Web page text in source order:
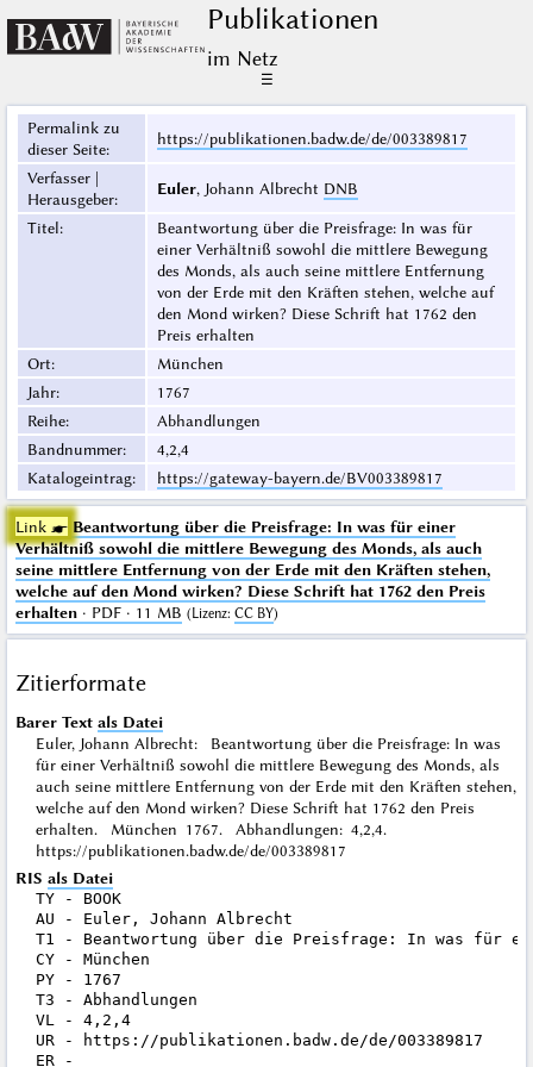
Publikationen
im Netz
☰
Permalink zu
dieser Seite:
https://publikationen.badw.de/de/003389817
Verfasser |
Herausgeber:
Euler, Johann Albrecht DNB
Titel:
Beantwortung über die Preisfrage: In was für
einer Verhältniß sowohl die mittlere Bewegung
des Monds, als auch seine mittlere Entfernung
von der Erde mit den Kräften stehen, welche auf
den Mond wirken? Diese Schrift hat 1762 den
Preis erhalten
Ort:
München
Jahr:
1767
Reihe:
Abhandlungen
Bandnummer:
4,2,4
Katalogeintrag: https://gateway-bayern.de/BV003389817
Link ☛ Beantwortung über die Preisfrage: In was für einer
Verhältniß sowohl die mittlere Bewegung des Monds, als auch
seine mittlere Entfernung von der Erde mit den Kräften stehen,
welche auf den Mond wirken? Diese Schrift hat 1762 den Preis
erhalten· PDF · 11 MB (Lizenz: CC BY)
Zitierformate
Barer Text als Datei
Euler, Johann Albrecht: Beantwortung über die Preisfrage: In was
für einer Verhältniß sowohl die mittlere Bewegung des Monds, als
auch seine mittlere Entfernung von der Erde mit den Kräften stehen,
welche auf den Mond wirken? Diese Schrift hat 1762 den Preis
erhalten. München 1767. Abhandlungen: 4,2,4.
https://publikationen.badw.de/de/003389817
RIS als Datei
TY - BOOK
AU - Euler, Johann Albrecht
T1 - Beantwortung über die Preisfrage: In was für
CY - München
PY - 1767
T3 - Abhandlungen
VL - 4,2,4
UR - https://publikationen.badw.de/de/003389817